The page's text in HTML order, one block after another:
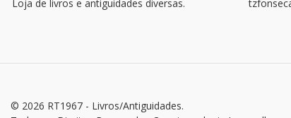
Loja de livros e antiguidades diversas.
© 2026 RT1967 - Livros/Antiguidades.